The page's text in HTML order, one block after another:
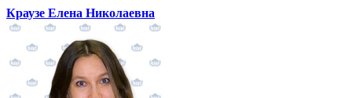
Краузе Елена Николаевна